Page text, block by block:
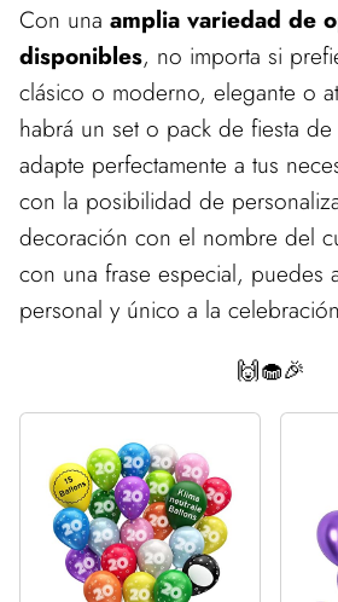
Con una amplia variedad de
disponibles, no importa si
clásico o moderno, elegante o
habrá un set o pack de fiesta
adapte perfectamente a tus
con la posibilidad de
decoración con el nombre del
con una frase especial, puedes
personal y único a la
🙌🧁🎉